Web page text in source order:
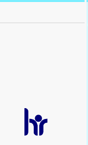
en nueva ventana)
nueva ventana)
ventana)